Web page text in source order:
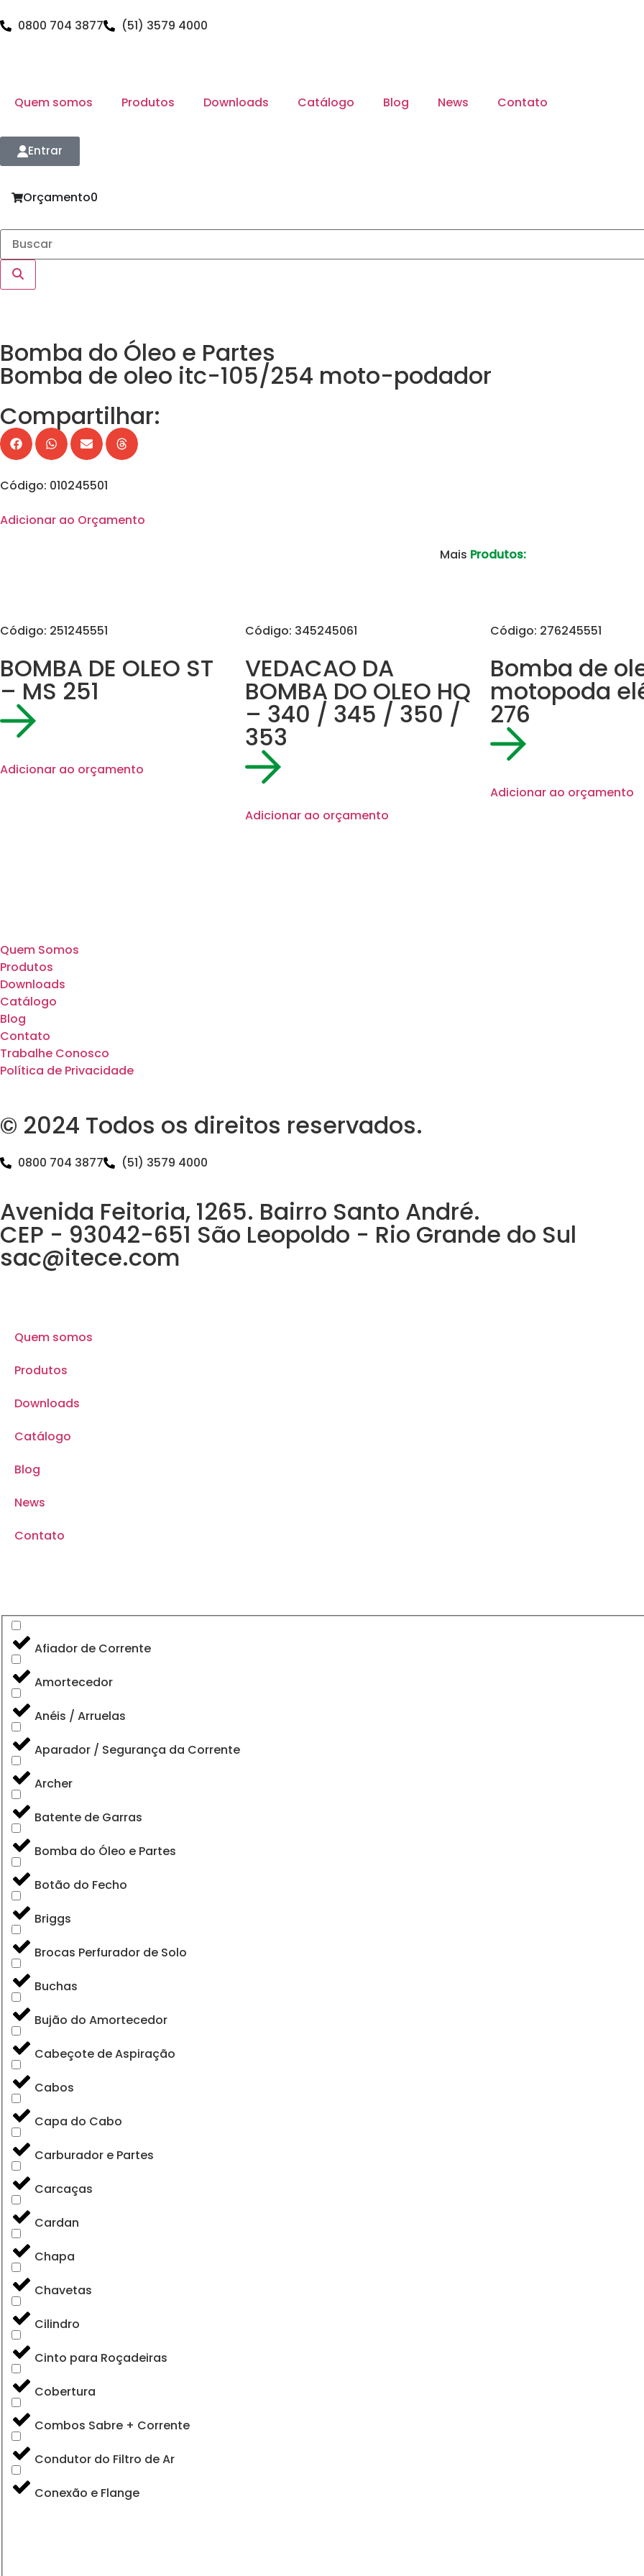
0800 704 3877 (51) 3579 4000
Quem somos Produtos Downloads Catálogo Blog News Contato
Entrar
Orçamento0
Bomba do Óleo e Partes
Bomba de oleo itc-105/254 moto-podador
Compartilhar:
Código: 010245501
Adicionar ao Orçamento
Mais Produtos:
Código: 251245551
BOMBA DE OLEO ST
– MS 251
Adicionar ao orçamento
Código: 345245061
VEDACAO DA
BOMBA DO OLEO HQ
– 340 / 345 / 350 /
353
Adicionar ao orçamento
Código: 276245551
Bomba de
motopoda
276
Adicionar ao orçamento
Quem Somos
Produtos
Downloads
Catálogo
Blog
Contato
Trabalhe Conosco
Política de Privacidade
© 2024 Todos os direitos reservados.
0800 704 3877 (51) 3579 4000
Avenida Feitoria, 1265. Bairro Santo André.
CEP - 93042-651 São Leopoldo - Rio Grande do Sul
sac@itece.com
Quem somos
Produtos
Downloads
Catálogo
Blog
News
Contato
Afiador de Corrente
Amortecedor
Anéis / Arruelas
Aparador / Segurança da Corrente
Archer
Batente de Garras
Bomba do Óleo e Partes
Botão do Fecho
Briggs
Brocas Perfurador de Solo
Buchas
Bujão do Amortecedor
Cabeçote de Aspiração
Cabos
Capa do Cabo
Carburador e Partes
Carcaças
Cardan
Chapa
Chavetas
Cilindro
Cinto para Roçadeiras
Cobertura
Combos Sabre + Corrente
Condutor do Filtro de Ar
Conexão e Flange